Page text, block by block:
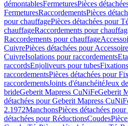
démontablesFermeturesPièces
FermeturesRaccordementsPièces
pour chauffagePièces détachées pour
chauffageRaccordements pour
Raccordements pour chauffage
CuivrePièces détachées pour
CuivreIsolations pour raccordements
raccordsEnjoliveurs pour tubes
raccordementsPièces détachées pour
raccordementsJoints d'étanchéitéJeux
brideGeberit Mapress CuNiFeGeberit
détachées pour Geberit Mapress
2.1972ManchonsPièces détachées
détachées pour RéductionsCoudes